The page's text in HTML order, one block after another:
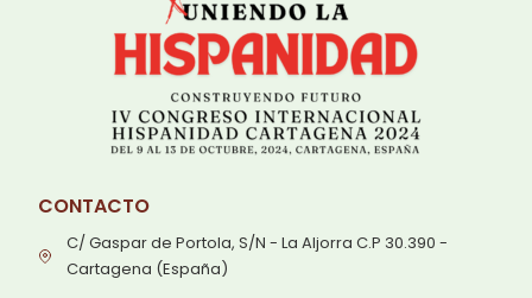
CONTACTO
C/ Gaspar de Portola, S/N - La Aljorra C.P 30.390 -
Cartagena (España)